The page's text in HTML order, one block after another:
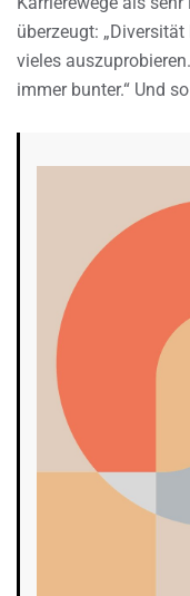
überzeugt:
vieles
immer bunter.“ Und